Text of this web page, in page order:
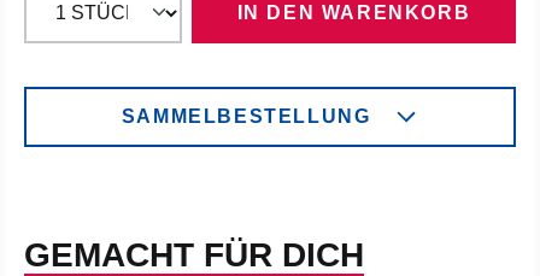
IN DEN WARENKORB
SAMMELBESTELLUNG
GEMACHT FÜR DICH